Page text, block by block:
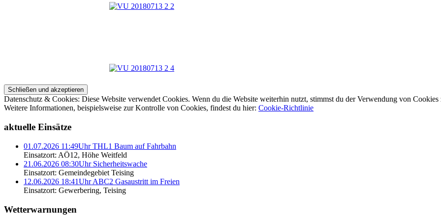
Datenschutz & Cookies: Diese Website verwendet Cookies. Wenn du die Website weiterhin nutzt, stimmst du der Verwendung von Cookies
Weitere Informationen, beispielsweise zur Kontrolle von Cookies, findest du hier: Cookie-Richtlinie
aktuelle Einsätze
01.07.2026 11:49Uhr THL1 Baum auf Fahrbahn
Einsatzort: AÖ12, Höhe Weitfeld
21.06.2026 08:30Uhr Sicherheitswache
Einsatzort: Gemeindegebiet Teising
12.06.2026 18:41Uhr ABC2 Gasaustritt im Freien
Einsatzort: Gewerbering, Teising
Wetterwarnungen